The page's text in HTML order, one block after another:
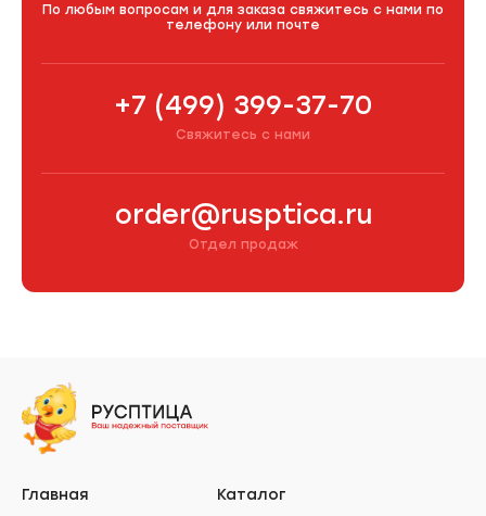
По любым вопросам и для заказа свяжитесь с нами по
телефону или почте
+7 (499) 399-37-70
Свяжитесь с нами
order@rusptica.ru
Отдел продаж
Главная Каталог